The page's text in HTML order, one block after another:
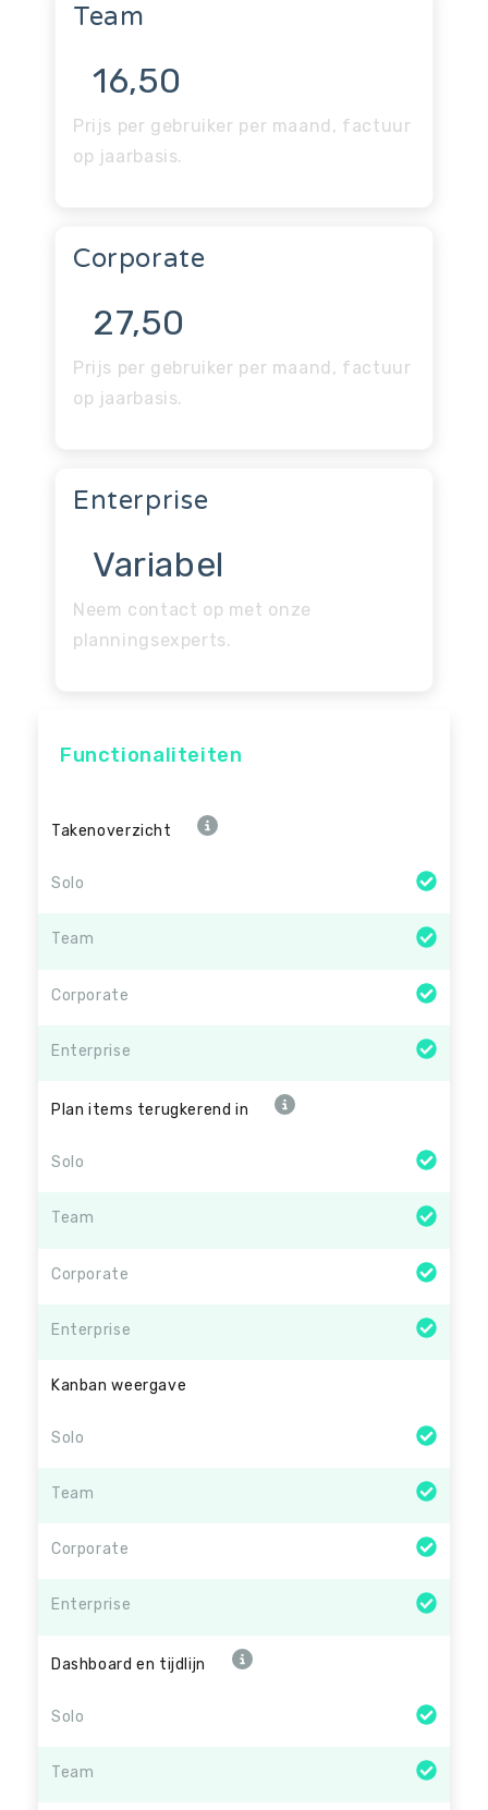
Team
16,50
Prijs per gebruiker per maand, factuur
op jaarbasis.
Corporate
27,50
Prijs per gebruiker per maand, factuur
op jaarbasis.
Enterprise
Variabel
Neem contact op met onze
planningsexperts.
Functionaliteiten
Takenoverzicht
Solo
Team
Corporate
Enterprise
Plan items terugkerend in
Solo
Team
Corporate
Enterprise
Kanban weergave
Solo
Team
Corporate
Enterprise
Dashboard en tijdlijn
Solo
Team